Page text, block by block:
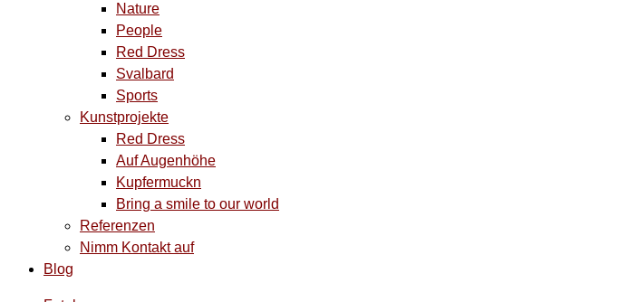
Nature
People
Red Dress
Svalbard
Sports
Kunstprojekte
Red Dress
Auf Augenhöhe
Kupfermuckn
Bring a smile to our world
Referenzen
Nimm Kontakt auf
Blog